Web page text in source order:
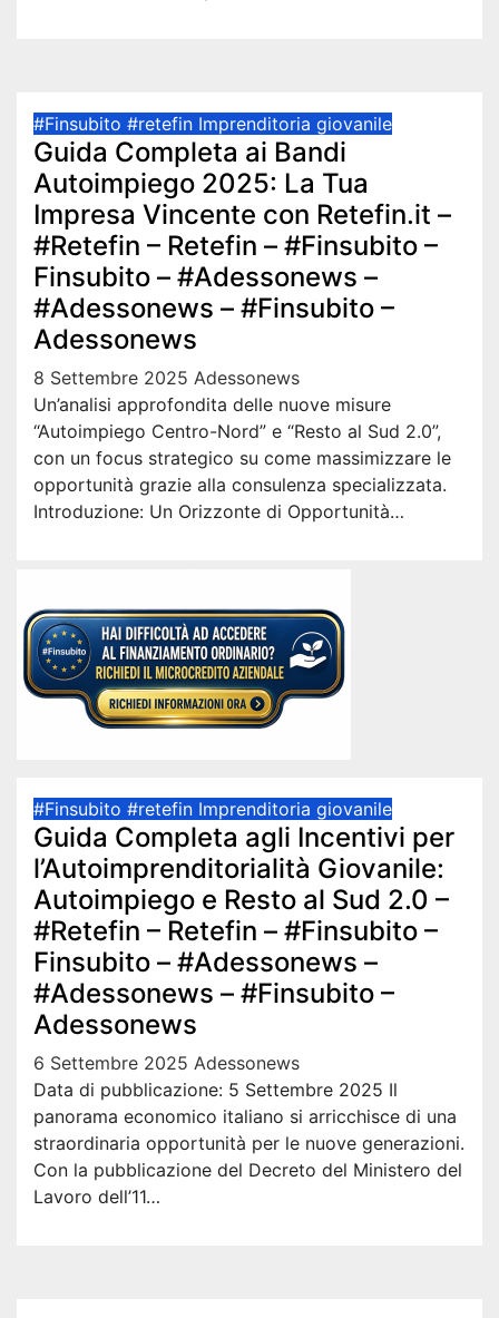
#Finsubito #retefin Imprenditoria giovanile
Guida Completa ai Bandi
Autoimpiego 2025: La Tua
Impresa Vincente con Retefin.it –
#Retefin – Retefin – #Finsubito –
Finsubito – #Adessonews –
#Adessonews – #Finsubito –
Adessonews
8 Settembre 2025 Adessonews
Un’analisi approfondita delle nuove misure
“Autoimpiego Centro-Nord” e “Resto al Sud 2.0”,
con un focus strategico su come massimizzare le
opportunità grazie alla consulenza specializzata.
Introduzione: Un Orizzonte di Opportunità…
#Finsubito #retefin Imprenditoria giovanile
Guida Completa agli Incentivi per
l’Autoimprenditorialità Giovanile:
Autoimpiego e Resto al Sud 2.0 –
#Retefin – Retefin – #Finsubito –
Finsubito – #Adessonews –
#Adessonews – #Finsubito –
Adessonews
6 Settembre 2025 Adessonews
Data di pubblicazione: 5 Settembre 2025 Il
panorama economico italiano si arricchisce di una
straordinaria opportunità per le nuove generazioni.
Con la pubblicazione del Decreto del Ministero del
Lavoro dell’11…